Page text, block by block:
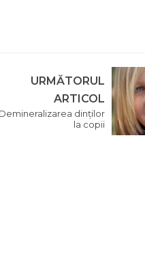
URMĂTORUL
ARTICOL
Demineralizarea dinților
la copii